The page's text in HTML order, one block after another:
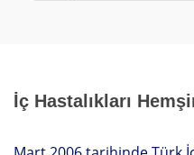
İç Hastalıkları